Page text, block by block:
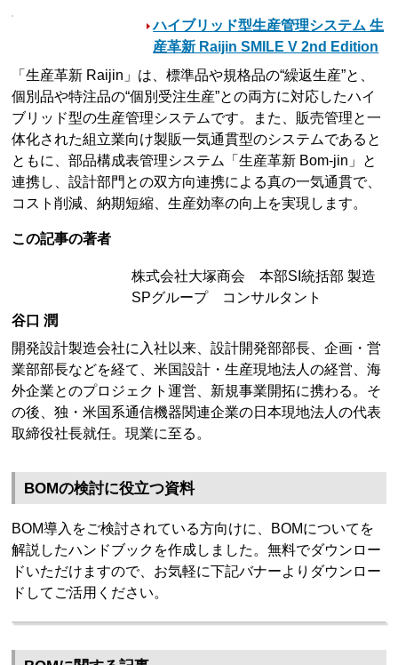
ハイブリッド型生産管理システム 生
産革新 Raijin SMILE V 2nd Edition
「生産革新 Raijin」は、標準品や規格品の“繰返生産”と、
個別品や特注品の“個別受注生産”との両方に対応したハイ
ブリッド型の生産管理システムです。また、販売管理と一
体化された組立業向け製販一気通貫型のシステムであると
ともに、部品構成表管理システム「生産革新 Bom-jin」と
連携し、設計部門との双方向連携による真の一気通貫で、
コスト削減、納期短縮、生産効率の向上を実現します。
この記事の著者
株式会社大塚商会 本部SI統括部 製造
SPグループ コンサルタント
谷口 潤
開発設計製造会社に入社以来、設計開発部部長、企画・営
業部部長などを経て、米国設計・生産現地法人の経営、海
外企業とのプロジェクト運営、新規事業開拓に携わる。そ
の後、独・米国系通信機器関連企業の日本現地法人の代表
取締役社長就任。現業に至る。
BOMの検討に役立つ資料
BOM導入をご検討されている方向けに、BOMについてを
解説したハンドブックを作成しました。無料でダウンロー
ドいただけますので、お気軽に下記バナーよりダウンロー
ドしてご活用ください。